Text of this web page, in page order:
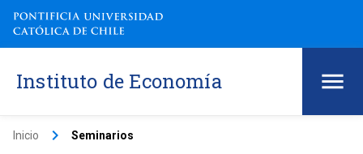
Instituto de Economía
Inicio keyboard_arrow_right Seminarios